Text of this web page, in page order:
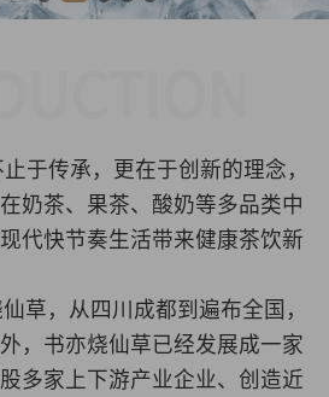
于传承，更在于创新的理念，
奶茶、果茶、酸奶等多品类中
代快节奏生活带来健康茶饮新
草，从四川成都到遍布全国，
，书亦烧仙草已经发展成一家
多家上下游产业企业、创造近